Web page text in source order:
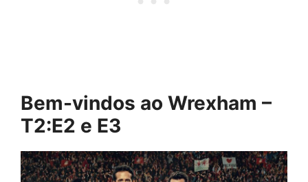
Bem-vindos ao Wrexham –
T2:E2 e E3